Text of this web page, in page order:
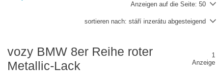
Anzeigen auf die Seite: 50
sortieren nach: stáří inzerátu abgesteigend
vozy BMW 8er Reihe roter
Metallic-Lack
1
Anzeige